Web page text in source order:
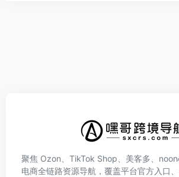
聚焦 Ozon、TikTok Shop、美客多、
电商全链路资源导航，覆盖平台官方入口